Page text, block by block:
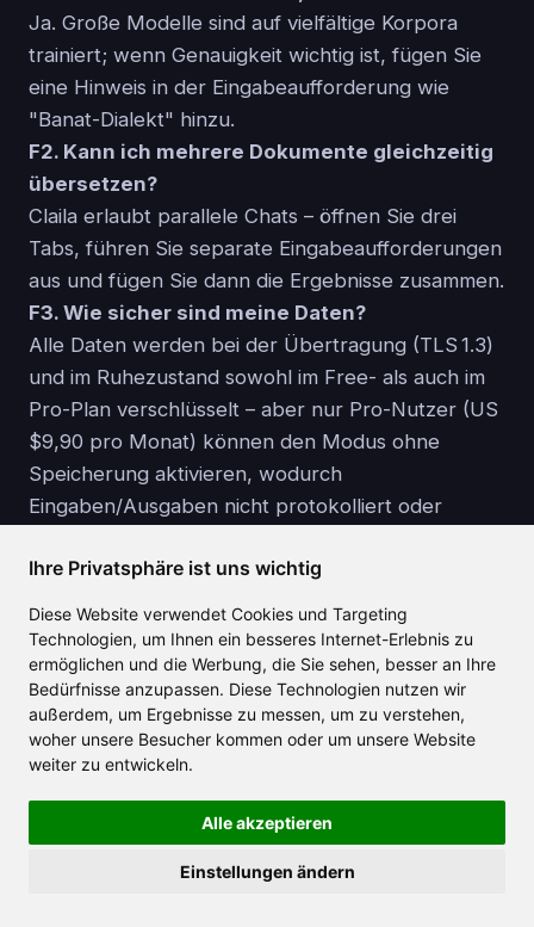
Ihre Privatsphäre ist uns wichtig
Diese Website verwendet Cookies und Targeting
Technologien, um Ihnen ein besseres Internet-Erlebnis zu
ermöglichen und die Werbung, die Sie sehen, besser an Ihre
Bedürfnisse anzupassen. Diese Technologien nutzen wir
außerdem, um Ergebnisse zu messen, um zu verstehen,
woher unsere Besucher kommen oder um unsere Website
weiter zu entwickeln.
Alle akzeptieren
Einstellungen ändern
Ja. Große Modelle sind auf vielfältige Korpora
trainiert; wenn Genauigkeit wichtig ist, fügen Sie
eine Hinweis in der Eingabeaufforderung wie
"Banat-Dialekt" hinzu.
F2. Kann ich mehrere Dokumente gleichzeitig
übersetzen?
Claila erlaubt parallele Chats – öffnen Sie drei
Tabs, führen Sie separate Eingabeaufforderungen
aus und fügen Sie dann die Ergebnisse zusammen.
F3. Wie sicher sind meine Daten?
Alle Daten werden bei der Übertragung (TLS 1.3)
und im Ruhezustand sowohl im Free- als auch im
Pro-Plan verschlüsselt – aber nur Pro-Nutzer (US
$9,90 pro Monat) können den Modus ohne
Speicherung aktivieren, wodurch
Eingaben/Ausgaben nicht protokolliert oder
Plan unter den Standard-Aufbewahrungsregeln
gespeichert werden.
F4. Welche Dateitypen werden unterstützt?
Fügen Sie Rohtext ein oder laden Sie .docx / .pdf
hoch – es extrahiert den Text automatisch.
F5. Wo kann ich weitere Beispiele für
Eingabeaufforderungen sehen?
UnserAsk AI QuestionsBeitrag listet 20
gebrauchsfertige Befehle auf.